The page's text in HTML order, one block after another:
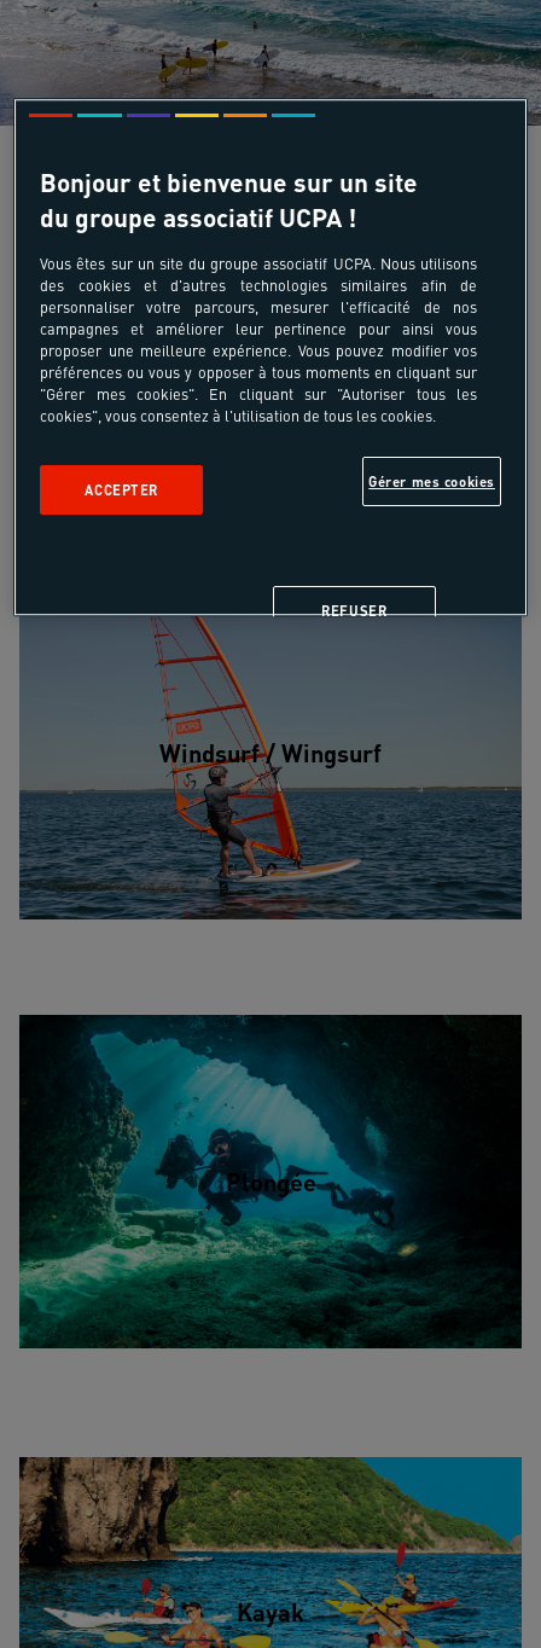
SÉJOURS NAUTIQUES EN FRANCE ET À
L'ÉTRANGER
Surf, Kitesurf, catamaran, plongée, tennis ou
multisports, en mode full sport, détente ou
découverte … Retrouve-nous cet été en France et à
l'étranger pour partager des vacances sportives.
VOIR TOUS LES SÉJOURS EN FRANCE ET À L'ÉTRANGER
Windsurf / Wingsurf
Plongée
Kayak
Bonjour et bienvenue sur un site
du groupe associatif UCPA !
Vous êtes sur un site du groupe associatif UCPA. Nous utilisons
des cookies et d'autres technologies similaires afin de
personnaliser votre parcours, mesurer l'efficacité de nos
campagnes et améliorer leur pertinence pour ainsi vous
proposer une meilleure expérience. Vous pouvez modifier vos
préférences ou vous y opposer à tous moments en cliquant sur
"Gérer mes cookies". En cliquant sur "Autoriser tous les
cookies", vous consentez à l'utilisation de tous les cookies.
Gérer mes cookies
REFUSER
ACCEPTER